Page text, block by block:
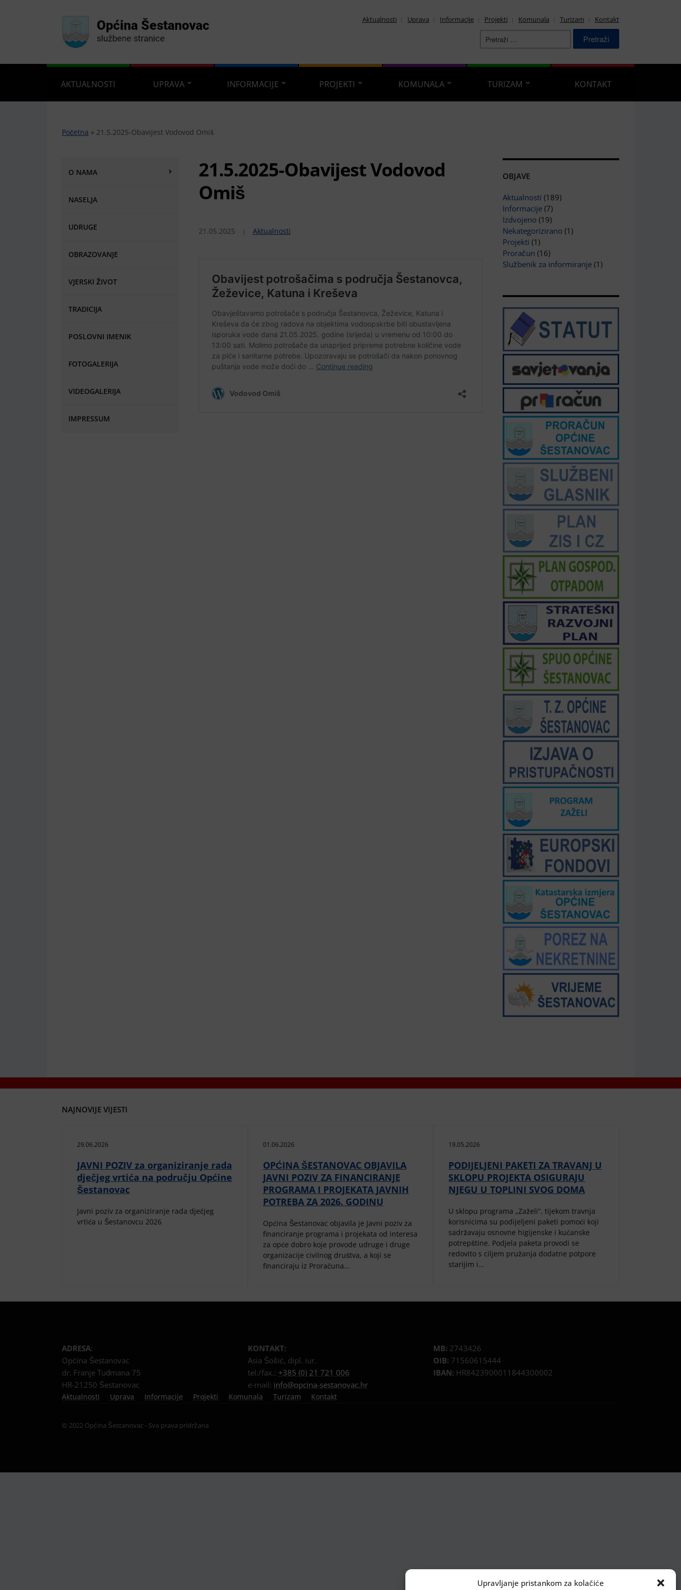
Upravljanje pristankom za kolačiće
Aktualnosti Uprava Informacije Projekti Komunala Turizam Kontakt
Pretraži:
AKTUALNOSTI UPRAVA INFORMACIJE PROJEKTI KOMUNALA TURIZAM KONTAKT
Početna » 21.5.2025-Obavijest Vodovod Omiš
O NAMA
NASELJA
UDRUGE
OBRAZOVANJE
VJERSKI ŽIVOT
TRADICIJA
POSLOVNI IMENIK
FOTOGALERIJA
VIDEOGALERIJA
IMPRESSUM
21.5.2025-Obavijest Vodovod
Omiš
21.05.2025 Aktualnosti
OBJAVE
Aktualnosti (189)
Informacije (7)
Izdvojeno (19)
Nekategorizirano (1)
Projekti (1)
Proračun (16)
Službenik za informiranje (1)
NAJNOVIJE VIJESTI
29.06.2026
JAVNI POZIV za organiziranje rada
dječjeg vrtića na području Općine
Šestanovac
Javni poziv za organiziranje rada dječjeg
vrtića u Šestanovcu 2026
01.06.2026
OPĆINA ŠESTANOVAC OBJAVILA
JAVNI POZIV ZA FINANCIRANJE
PROGRAMA I PROJEKATA JAVNIH
POTREBA ZA 2026. GODINU
Općina Šestanovac objavila je Javni poziv za
financiranje programa i projekata od interesa
za opće dobro koje provode udruge i druge
organizacije civilnog društva, a koji se
financiraju iz Proračuna…
19.05.2026
PODIJELJENI PAKETI ZA TRAVANJ U
SKLOPU PROJEKTA OSIGURAJU
NJEGU U TOPLINI SVOG DOMA
U sklopu programa „Zaželi“, tijekom travnja
korisnicima su podijeljeni paketi pomoći koji
sadržavaju osnovne higijenske i kućanske
potrepštine. Podjela paketa provodi se
redovito s ciljem pružanja dodatne potpore
starijim i…
ADRESA:
Općina Šestanovac
dr. Franje Tuđmana 75
HR-21250 Šestanovac
KONTAKT:
Asia Šošić, dipl. iur.
tel./fax.: +385 (0) 21 721 006
e-mail: info@opcina-sestanovac.hr
MB: 2743426
OIB: 71560615444
IBAN: HR8423900011844300002
Aktualnosti Uprava Informacije Projekti Komunala Turizam Kontakt
© 2022 Općina Šestanovac - Sva prava pridržana